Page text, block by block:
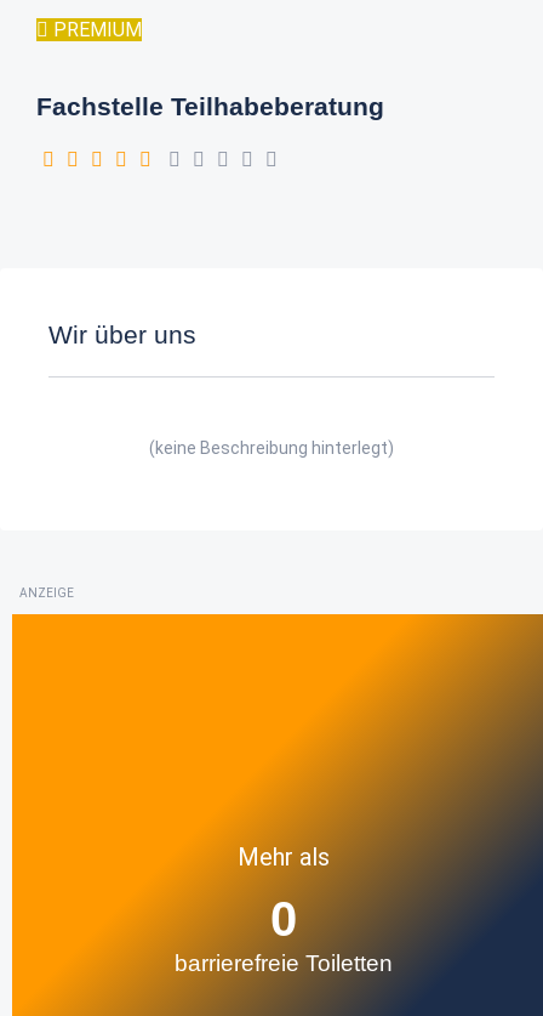
PREMIUM
Fachstelle Teilhabeberatung
Wir über uns
(keine Beschreibung hinterlegt)
ANZEIGE
Mehr als
barrierefreie Toiletten
0